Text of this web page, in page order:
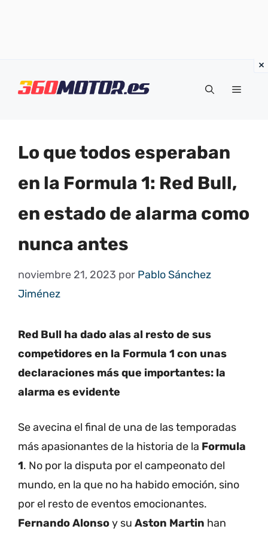
Menú
Lo que todos esperaban
en la Formula 1: Red Bull,
en estado de alarma como
nunca antes
noviembre 21, 2023 por Pablo Sánchez
Jiménez
Red Bull ha dado alas al resto de sus
competidores en la Formula 1 con unas
declaraciones más que importantes: la
alarma es evidente
Se avecina el final de una de las temporadas
más apasionantes de la historia de la Formula
1. No por la disputa por el campeonato del
mundo, en la que no ha habido emoción, sino
por el resto de eventos emocionantes.
Fernando Alonsoy su Aston Martin han